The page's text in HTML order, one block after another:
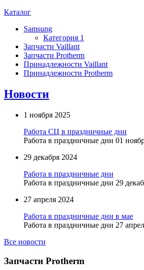
Каталог
Samsung
Категория 1
Запчасти Vaillant
Запчасти Protherm
Принадлежности Vaillant
Принадлежности Protherm
Новости
1 ноября 2025
Работа СЦ в праздничные дни
Работа в праздничные дни 01
29 декабря 2024
Работа в праздничные дни
Работа в праздничные дни 29
27 апреля 2024
Работа в праздничные дни в мае
Работа в праздничные дни 27
Все новости
Запчасти Protherm